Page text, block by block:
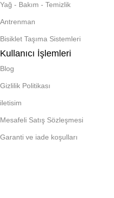
Yağ - Bakım - Temizlik
Antrenman
Bisiklet Taşıma Sistemleri
Kullanıcı İşlemleri
Blog
Gizlilik Politikası
iletisim
Mesafeli Satış Sözleşmesi
Garanti ve iade koşulları